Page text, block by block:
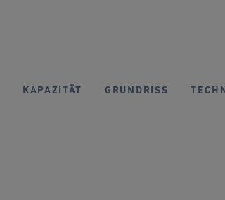
KAPAZITÄT GRUNDRISS